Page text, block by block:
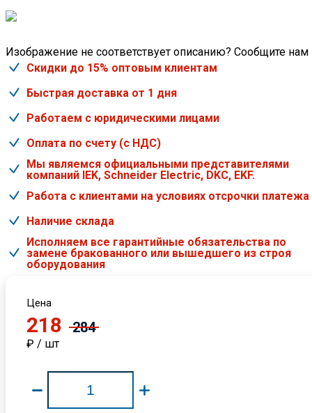
Изображение не соответствует описанию? Сообщите нам
Скидки до 15% оптовым клиентам
Быстрая доставка от 1 дня
Работаем с юридическими лицами
Оплата по счету (с НДС)
Мы являемся официальными представителями
компаний IEK, Schneider Electric, DKC, EKF.
Работа с клиентами на условиях отсрочки платежа
Наличие склада
Исполняем все гарантийные обязательства по
замене бракованного или вышедшего из строя
оборудования
Цена
218 284
₽ / шт